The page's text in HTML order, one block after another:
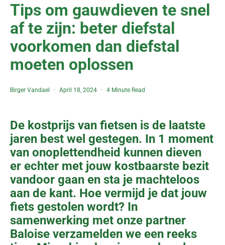
Tips om gauwdieven te snel
af te zijn: beter diefstal
voorkomen dan diefstal
moeten oplossen
Birger Vandael April 18, 2024 4 Minute Read
De kostprijs van fietsen is de laatste
jaren best wel gestegen. In 1 moment
van onoplettendheid kunnen dieven
er echter met jouw kostbaarste bezit
vandoor gaan en sta je machteloos
aan de kant. Hoe vermijd je dat jouw
fiets gestolen wordt? In
samenwerking met onze partner
Baloise verzamelden we een reeks